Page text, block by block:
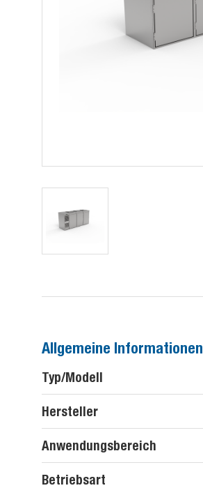
Allgemeine Informationen
Typ/Modell
Hersteller
Anwendungsbereich
Betriebsart